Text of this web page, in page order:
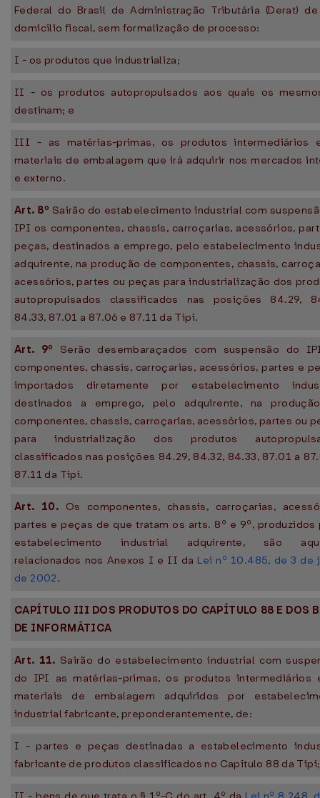
Federal do Brasil de Administração Tributária (Derat)
domicílio fiscal, sem formalização de processo:
I - os produtos que industrializa;
II - os produtos autopropulsados aos quais os
destinam; e
III - as matérias-primas, os produtos intermediários
materiais de embalagem que irá adquirir nos mercados
e externo.
Art. 8º Sairão do estabelecimento industrial com
IPI os componentes, chassis, carroçarias, acessórios,
peças, destinados a emprego, pelo estabelecimento
adquirente, na produção de componentes, chassis,
acessórios, partes ou peças para industrialização dos
autopropulsados classificados nas posições 84.29,
84.33, 87.01 a 87.06 e 87.11 da Tipi.
Art. 9º Serão desembaraçados com suspensão do
componentes, chassis, carroçarias, acessórios, partes e
importados diretamente por estabelecimento
destinados a emprego, pelo adquirente, na
componentes, chassis, carroçarias, acessórios, partes ou
para industrialização dos produtos
classificados nas posições 84.29, 84.32, 84.33, 87.01 a
87.11 da Tipi.
Art. 10. Os componentes, chassis, carroçarias,
partes e peças de que tratam os arts. 8º e 9º, produzidos
estabelecimento industrial adquirente, são
relacionados nos Anexos I e II da Lei nº 10.485, de 3 de
de 2002.
CAPÍTULO III DOS PRODUTOS DO CAPÍTULO 88 E DOS
DE INFORMÁTICA
Art. 11. Sairão do estabelecimento industrial com
do IPI as matérias-primas, os produtos intermediários
materiais de embalagem adquiridos por
industrial fabricante, preponderantemente, de:
I - partes e peças destinadas a estabelecimento
fabricante de produtos classificados no Capítulo 88 da